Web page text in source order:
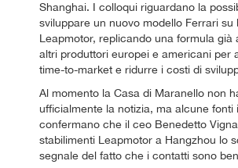
Shanghai. I colloqui riguardano la
sviluppare un nuovo modello Ferrari su
Leapmotor, replicando una formula già
altri produttori europei e americani per
time-to-market e ridurre i costi di
Al momento la Casa di Maranello non
ufficialmente la notizia, ma alcune fonti
confermano che il ceo Benedetto
stabilimenti Leapmotor a Hangzhou lo
segnale del fatto che i contatti sono